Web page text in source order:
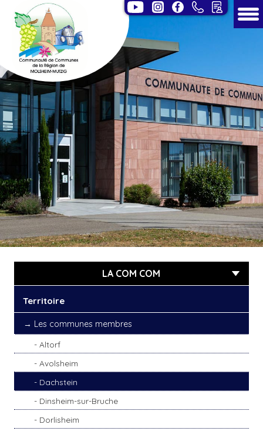
LA COM COM
Territoire
Les communes membres
Altorf
Avolsheim
Dachstein
Dinsheim-sur-Bruche
Dorlisheim